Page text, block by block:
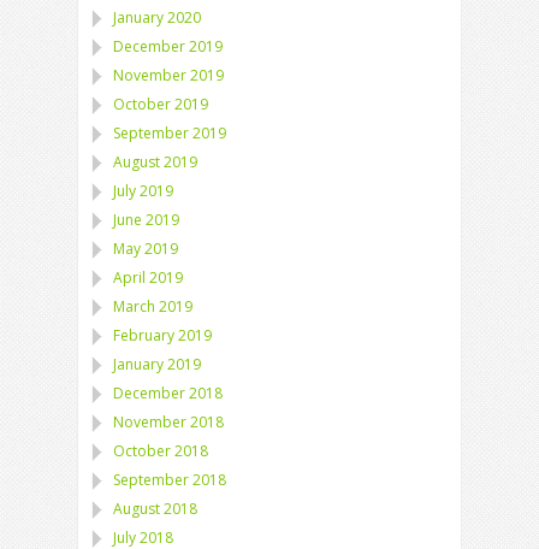
January 2020
December 2019
November 2019
October 2019
September 2019
August 2019
July 2019
June 2019
May 2019
April 2019
March 2019
February 2019
January 2019
December 2018
November 2018
October 2018
September 2018
August 2018
July 2018